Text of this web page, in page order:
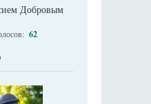
Добровым
62